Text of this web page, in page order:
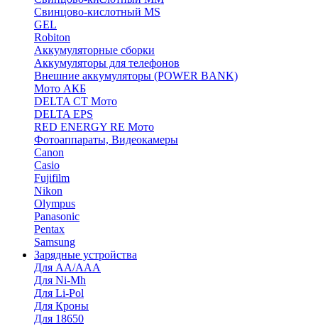
Cвинцово-кислотный MS
GEL
Robiton
Аккумуляторные сборки
Аккумуляторы для телефонов
Внешние аккумуляторы (POWER BANK)
Мото АКБ
DELTA CT Мото
DELTA EPS
RED ENERGY RE Мото
Фотоаппараты, Видеокамеры
Canon
Casio
Fujifilm
Nikon
Olympus
Panasonic
Pentax
Samsung
Зарядные устройства
Для AA/AAA
Для Ni-Mh
Для Li-Pol
Для Кроны
Для 18650